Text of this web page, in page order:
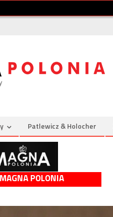
Patlewicz & Holocher
POLONIA